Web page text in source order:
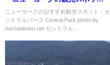
ト」おすすめ５選
ニューヨークのおすすめ観光スポット：セ
ントラルパーク Central Park photo by
michaelminn.net セントラル...